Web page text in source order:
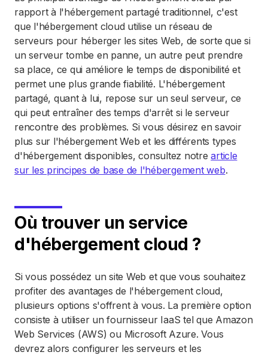
rapport à l'hébergement partagé traditionnel, c'est
que l'hébergement cloud utilise un réseau de
serveurs pour héberger les sites Web, de sorte que si
un serveur tombe en panne, un autre peut prendre
sa place, ce qui améliore le temps de disponibilité et
permet une plus grande fiabilité. L'hébergement
partagé, quant à lui, repose sur un seul serveur, ce
qui peut entraîner des temps d'arrêt si le serveur
rencontre des problèmes. Si vous désirez en savoir
plus sur l'hébergement Web et les différents types
d'hébergement disponibles, consultez notrearticle
sur les principes de base de l'hébergement web.
Où trouver un service
d'hébergement cloud ?
Si vous possédez un site Web et que vous souhaitez
profiter des avantages de l'hébergement cloud,
plusieurs options s'offrent à vous. La première option
consiste à utiliser un fournisseur IaaS tel que Amazon
Web Services (AWS) ou Microsoft Azure. Vous
devrez alors configurer les serveurs et les